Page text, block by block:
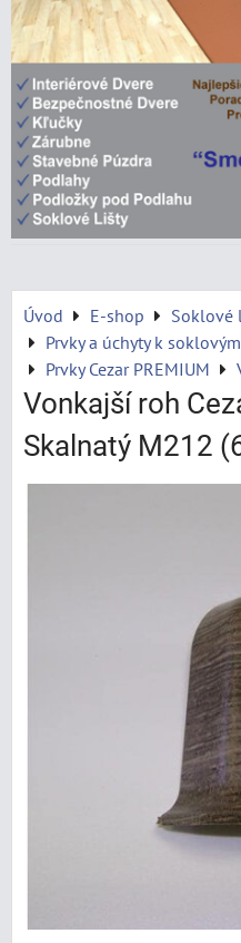
Úvod E-shop
Soklové
Prvky a úchyty k
Prvky Cezar PREMIUM
Vonkajší roh
Skalnatý M212